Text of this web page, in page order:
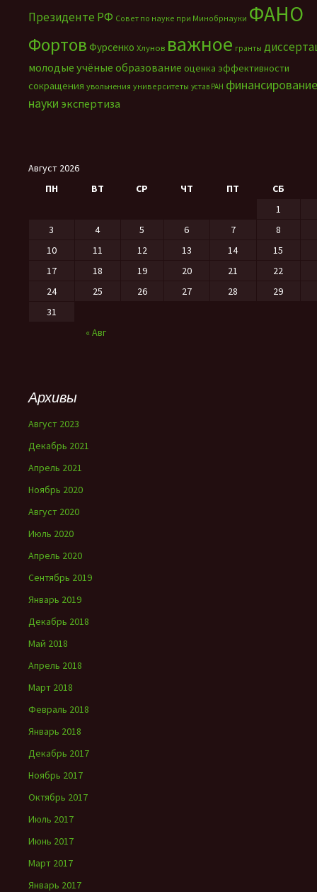
Президенте РФ Совет по науке при Минобрнауки ФАНО
Фортов Фурсенко Хлунов важное гранты
молодые учёные образование оценка эффективности
сокращения увольнения университеты устав РАН финансирование
науки экспертиза
Август 2026
ПН
ВТ СР ЧТ ПТ СБ
« Авг
1
3
4 5 6 7
8
10
11 12 13 14
15
17
18 19 20 21
22
24
25 26 27 28
29
31
Архивы
Август 2023
Декабрь 2021
Апрель 2021
Ноябрь 2020
Август 2020
Июль 2020
Апрель 2020
Сентябрь 2019
Январь 2019
Декабрь 2018
Май 2018
Апрель 2018
Март 2018
Февраль 2018
Январь 2018
Декабрь 2017
Ноябрь 2017
Октябрь 2017
Июль 2017
Июнь 2017
Март 2017
Январь 2017